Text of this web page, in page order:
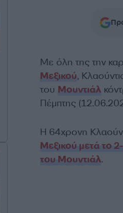
Με όλη της την
Μεξικού,
του Μουντιάλ
Πέμπτης
Η 64χρονη
Μεξικού μετά το
του Μουντιάλ.